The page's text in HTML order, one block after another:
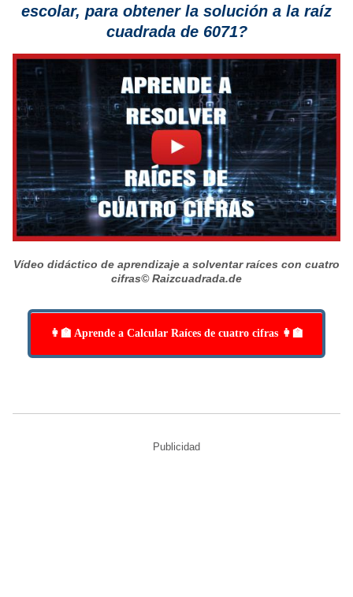
escolar, para obtener la solución a la raíz
cuadrada de 6071?
Vídeo didáctico de aprendizaje a solventar raíces con cuatro
cifras© Raizcuadrada.de
👩‍🏫 Aprende a Calcular Raíces de cuatro cifras 👩‍🏫
Publicidad